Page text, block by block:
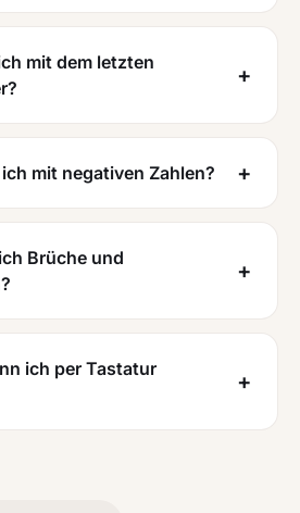
mit dem letzten
+
mit negativen Zahlen? +
Brüche und
+
ich per Tastatur
+